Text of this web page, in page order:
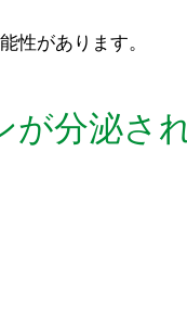
性があります。
分泌さ